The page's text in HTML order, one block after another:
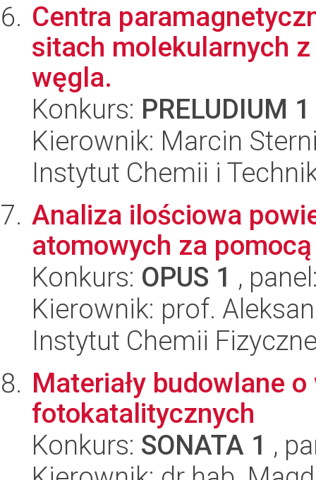
Centra
sitach molekularnych
węgla.
Konkurs: PRELUDIUM 1
Kierownik: Marcin
Instytut Chemii i
Analiza ilościowa
atomowych za
Konkurs: OPUS 1 ,
Kierownik: prof.
Instytut Chemii
Materiały budowlane
fotokatalitycznych
Konkurs: SONATA 1 ,